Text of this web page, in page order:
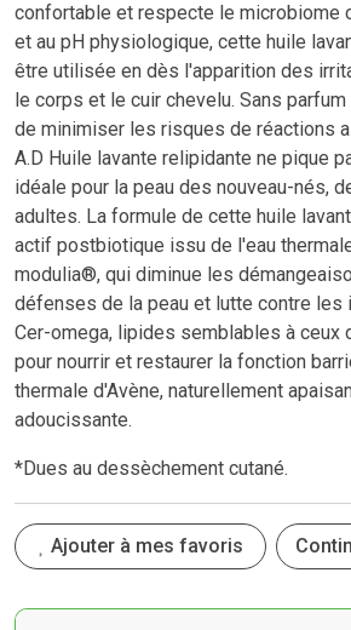
confortable et respecte le microbiome
et au pH physiologique, cette huile
être utilisée en dès l'apparition des
le corps et le cuir chevelu. Sans
de minimiser les risques de réactions
A.D Huile lavante relipidante ne pique
idéale pour la peau des nouveau-nés,
adultes. La formule de cette huile
actif postbiotique issu de l'eau
modulia®, qui diminue les
défenses de la peau et lutte contre les
Cer-omega, lipides semblables à ceux
pour nourrir et restaurer la fonction
thermale d'Avène, naturellement
adoucissante.
*Dues au dessèchement cutané.
Ajouter à mes favoris